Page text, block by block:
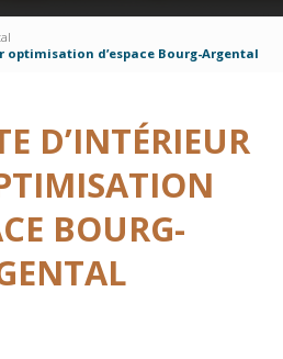
optimisation d’espace Bourg-Argental
D’INTÉRIEUR
BOURG-